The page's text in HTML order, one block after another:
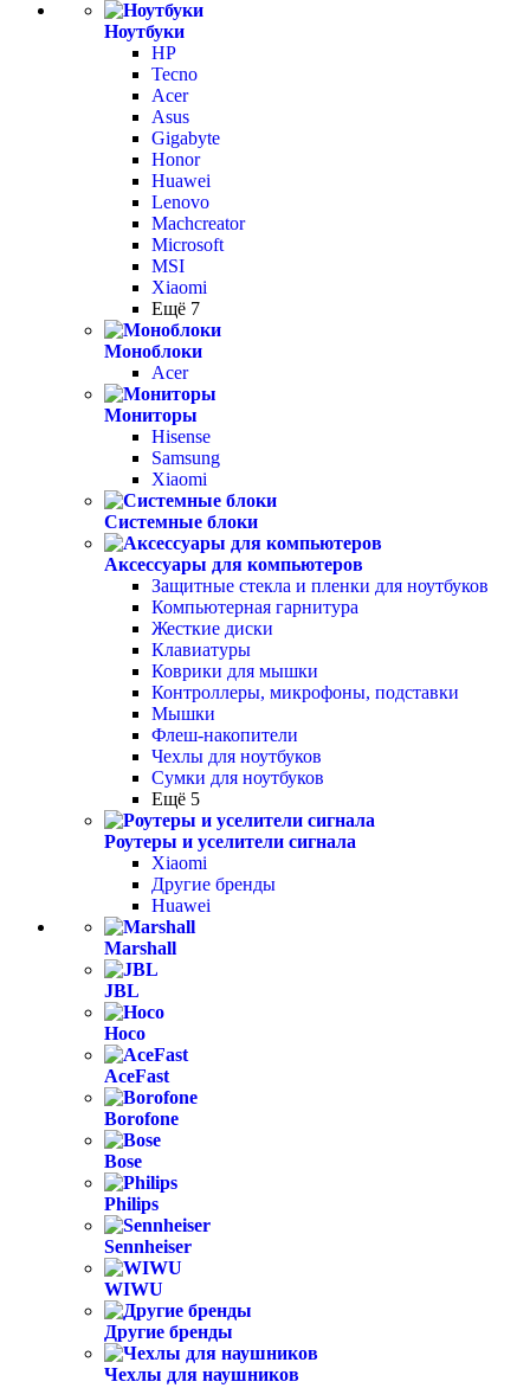
Ноутбуки
HP
Tecno
Acer
Asus
Gigabyte
Honor
Huawei
Lenovo
Machcreator
Microsoft
MSI
Xiaomi
Ещё 7
Моноблоки
Acer
Мониторы
Hisense
Samsung
Xiaomi
Системные блоки
Аксессуары для компьютеров
Защитные стекла и пленки для ноутбуков
Компьютерная гарнитура
Жесткие диски
Клавиатуры
Коврики для мышки
Контроллеры, микрофоны, подставки
Мышки
Флеш-накопители
Чехлы для ноутбуков
Сумки для ноутбуков
Ещё 5
Роутеры и уселители сигнала
Xiaomi
Другие бренды
Huawei
Marshall
JBL
Hoco
AceFast
Borofone
Bose
Philips
Sennheiser
WIWU
Другие бренды
Чехлы для наушников